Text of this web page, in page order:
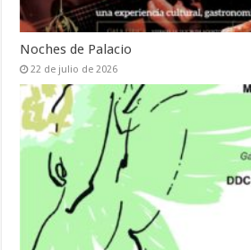
Noches de Palacio
22 de julio de 2026